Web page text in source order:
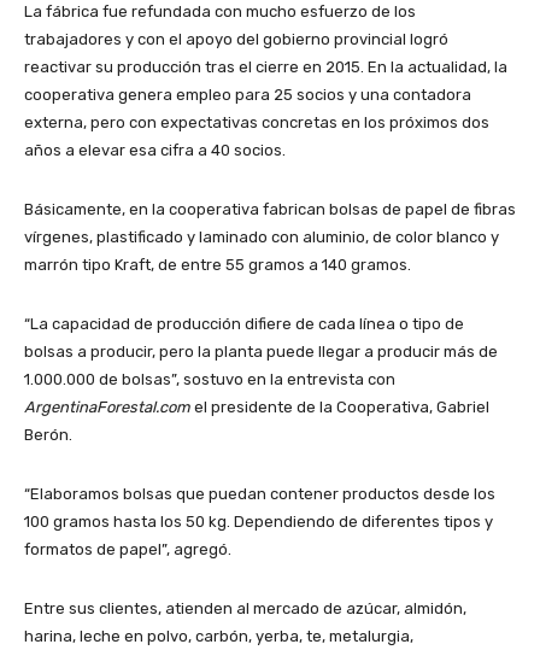
La fábrica fue refundada con mucho esfuerzo de los
trabajadores y con el apoyo del gobierno provincial logró
reactivar su producción tras el cierre en 2015. En la actualidad, la
cooperativa genera empleo para 25 socios y una contadora
externa, pero con expectativas concretas en los próximos dos
años a elevar esa cifra a 40 socios.
Básicamente, en la cooperativa fabrican bolsas de papel de fibras
vírgenes, plastificado y laminado con aluminio, de color blanco y
marrón tipo Kraft, de entre 55 gramos a 140 gramos.
“La capacidad de producción difiere de cada línea o tipo de
bolsas a producir, pero la planta puede llegar a producir más de
1.000.000 de bolsas”, sostuvo en la entrevista con
ArgentinaForestal.com el presidente de la Cooperativa, Gabriel
Berón.
“Elaboramos bolsas que puedan contener productos desde los
100 gramos hasta los 50 kg. Dependiendo de diferentes tipos y
formatos de papel”, agregó.
Entre sus clientes, atienden al mercado de azúcar, almidón,
harina, leche en polvo, carbón, yerba, te, metalurgia,